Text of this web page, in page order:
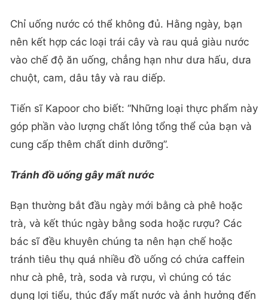
Chỉ uống nước có thể không đủ. Hằng ngày, bạn
nên kết hợp các loại trái cây và rau quả giàu nước
vào chế độ ăn uống, chẳng hạn như dưa hấu, dưa
chuột, cam, dâu tây và rau diếp.
Tiến sĩ Kapoor cho biết: “Những loại thực phẩm này
góp phần vào lượng chất lỏng tổng thể của bạn và
cung cấp thêm chất dinh dưỡng”.
Tránh đồ uống gây mất nước
Bạn thường bắt đầu ngày mới bằng cà phê hoặc
trà, và kết thúc ngày bằng soda hoặc rượu? Các
bác sĩ đều khuyên chúng ta nên hạn chế hoặc
tránh tiêu thụ quá nhiều đồ uống có chứa caffein
như cà phê, trà, soda và rượu, vì chúng có tác
dụng lợi tiểu, thúc đẩy mất nước và ảnh hưởng đến